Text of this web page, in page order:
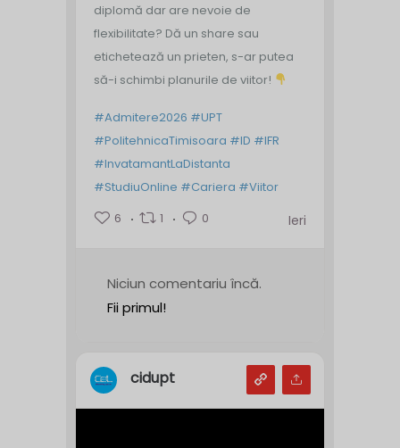
diplomă dar are nevoie de
flexibilitate? Dă un share sau
etichetează un prieten, s-ar putea
să-i schimbi planurile de viitor!
#Admitere2026 #UPT
#PolitehnicaTimisoara #ID #IFR
#InvatamantLaDistanta
#StudiuOnline #Cariera #Viitor
6
1 0 Ieri
Niciun comentariu încă.
Fii primul!
cidupt